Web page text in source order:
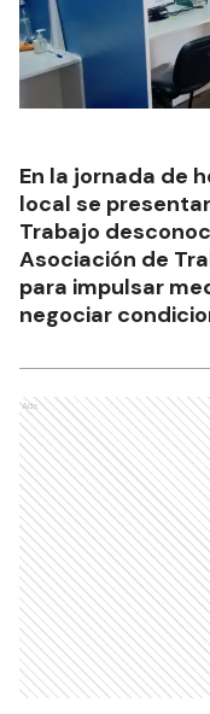
En la jornada de
local se
Trabajo
Asociación de
para impulsar
negociar
Ads